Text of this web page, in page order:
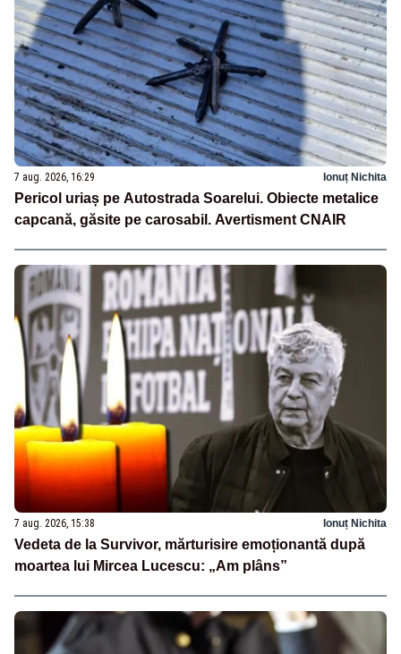
7 aug. 2026, 16:29 Ionuț Nichita
Pericol uriaș pe Autostrada Soarelui. Obiecte metalice
capcană, găsite pe carosabil. Avertisment CNAIR
7 aug. 2026, 15:38 Ionuț Nichita
Vedeta de la Survivor, mărturisire emoționantă după
moartea lui Mircea Lucescu: „Am plâns”